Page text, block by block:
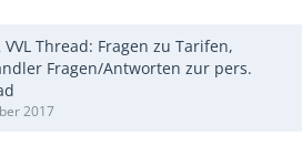
Thread: Fragen zu Tarifen,
Fragen/Antworten zur pers.
2017